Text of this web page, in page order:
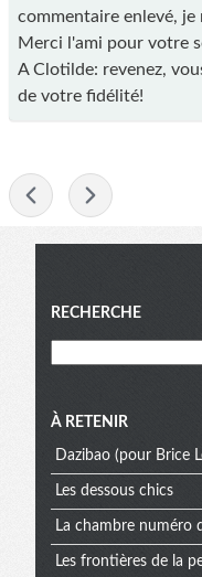
commentaire enlevé, je
Merci l'ami pour votre
A Clotilde: revenez,
de votre fidélité!
Menu
RECHERCHE
À RETENIR
Dazibao (pour Brice
Les dessous chics
La chambre numéro
Les frontières de la